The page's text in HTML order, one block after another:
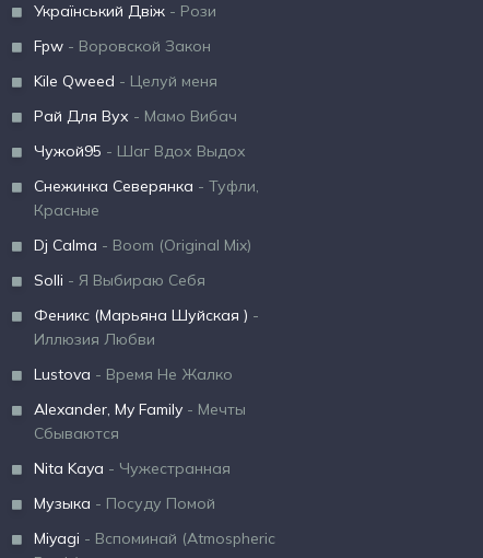
Український Двіж - Рози
Fpw - Воровской Закон
Kile Qweed - Целуй меня
Рай Для Вух - Мамо Вибач
Чужой95 - Шаг Вдох Выдох
Снежинка Северянка - Туфли,
Красные
Dj Calma - Boom (Original Mix)
Solli - Я Выбираю Себя
Феникс (Марьяна Шуйская ) -
Иллюзия Любви
Lustova - Время Не Жалко
Alexander, My Family - Мечты
Сбываются
Nita Kaya - Чужестранная
Музыка - Посуду Помой
Miyagi - Вспоминай (Atmospheric